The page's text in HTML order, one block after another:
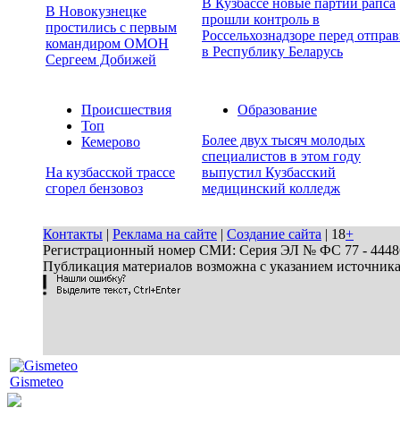
В Новокузнецке
простились с первым
командиром ОМОН
Сергеем Добижей
В Кузбассе новые партии рапса
прошли контроль в
Россельхознадзоре перед
в Республику Беларусь
Происшествия
Топ
Кемерово
На кузбасской трассе
сгорел бензовоз
Образование
Более двух тысяч молодых
специалистов в этом году
выпустил Кузбасский
медицинский колледж
Контакты | Реклама на сайте | Создание сайта | 18+
Регистрационный номер СМИ: Серия ЭЛ № ФС 77 - 44486
Публикация материалов возможна с указанием
Gismeteo